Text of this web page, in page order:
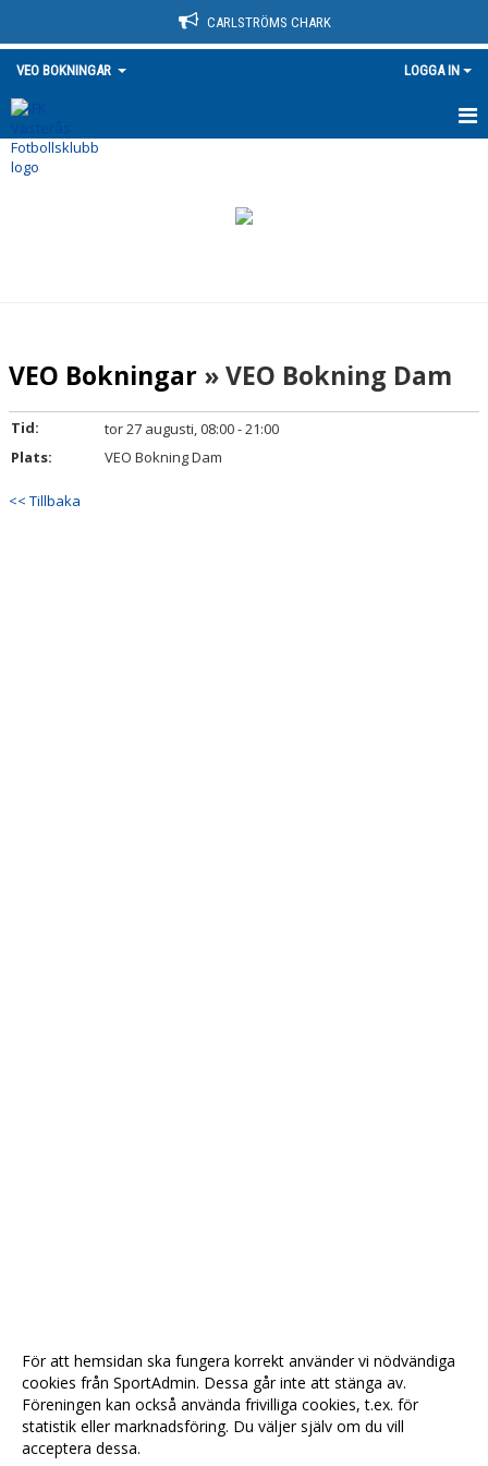
CARLSTRÖMS CHARK
VEO BOKNINGAR LOGGA IN
HEM
VEO Bokningar » VEO Bokning Dam
Tid:
tor 27 augusti, 08:00 - 21:00
Plats:
VEO Bokning Dam
<< Tillbaka
För att hemsidan ska fungera korrekt använder vi nödvändiga
cookies från SportAdmin. Dessa går inte att stänga av.
Föreningen kan också använda frivilliga cookies, t.ex. för
statistik eller marknadsföring. Du väljer själv om du vill
acceptera dessa.